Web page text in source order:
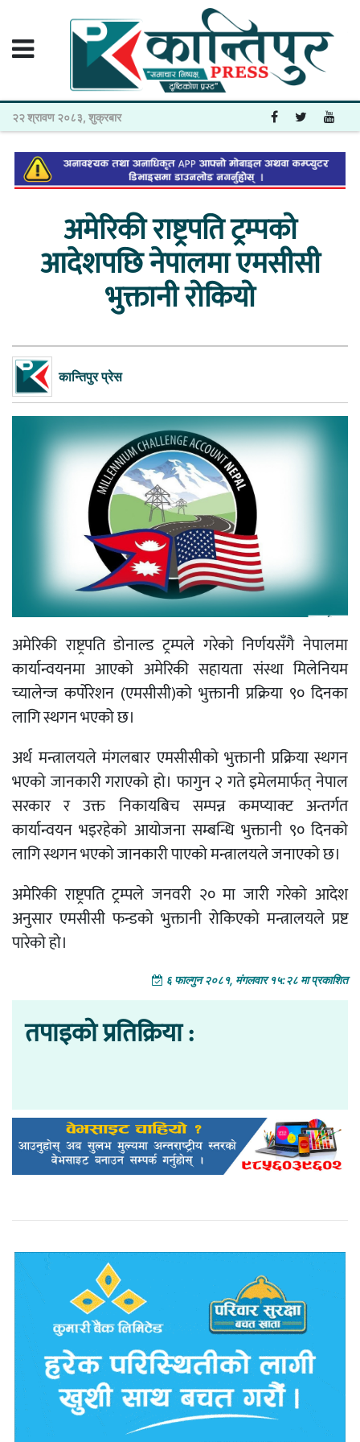
२२ श्रावण २०८३, शुक्रबार
अमेरिकी राष्ट्रपति ट्रम्पको
आदेशपछि नेपालमा एमसीसी
भुक्तानी रोकियो
कान्तिपुर प्रेस
अमेरिकी राष्ट्रपति डोनाल्ड ट्रम्पले गरेको निर्णयसँगै नेपालमा
कार्यान्वयनमा आएको अमेरिकी सहायता संस्था मिलेनियम
च्यालेन्ज कर्पोरेशन (एमसीसी)को भुक्तानी प्रक्रिया ९० दिनका
लागि स्थगन भएको छ।
अर्थ मन्त्रालयले मंगलबार एमसीसीको भुक्तानी प्रक्रिया स्थगन
भएको जानकारी गराएको हो। फागुन २ गते इमेलमार्फत् नेपाल
सरकार र उक्त निकायबिच सम्पन्न कमप्याक्ट अन्तर्गत
कार्यान्वयन भइरहेको आयोजना सम्बन्धि भुक्तानी ९० दिनको
लागि स्थगन भएको जानकारी पाएको मन्त्रालयले जनाएको छ।
अमेरिकी राष्ट्रपति ट्रम्पले जनवरी २० मा जारी गरेको आदेश
अनुसार एमसीसी फन्डको भुक्तानी रोकिएको मन्त्रालयले प्रष्ट
पारेको हो।
६ फाल्गुन २०८१, मंगलवार १५:२८ मा प्रकाशित
तपाइको प्रतिक्रिया :